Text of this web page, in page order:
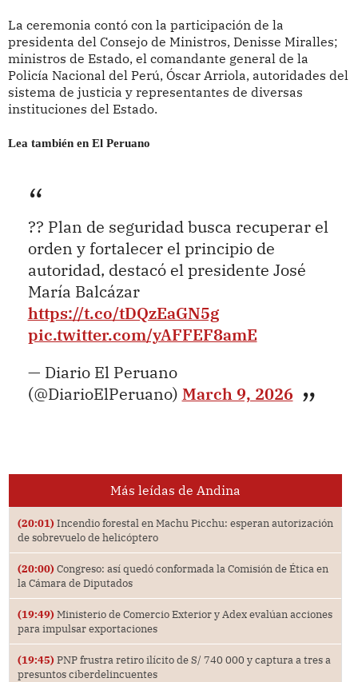
La ceremonia contó con la participación de la
presidenta del Consejo de Ministros, Denisse Miralles;
ministros de Estado, el comandante general de la
Policía Nacional del Perú, Óscar Arriola, autoridades del
sistema de justicia y representantes de diversas
instituciones del Estado.
Lea también en El Peruano
?? Plan de seguridad busca recuperar el
orden y fortalecer el principio de
autoridad, destacó el presidente José
María Balcázar
https://t.co/tDQzEaGN5g
pic.twitter.com/yAFFEF8amE
— Diario El Peruano
(@DiarioElPeruano) March 9, 2026
Más leídas de Andina
(20:01) Incendio forestal en Machu Picchu: esperan autorización
de sobrevuelo de helicóptero
(20:00) Congreso: así quedó conformada la Comisión de Ética en
la Cámara de Diputados
(19:49) Ministerio de Comercio Exterior y Adex evalúan acciones
para impulsar exportaciones
(19:45) PNP frustra retiro ilícito de S/ 740 000 y captura a tres a
presuntos ciberdelincuentes